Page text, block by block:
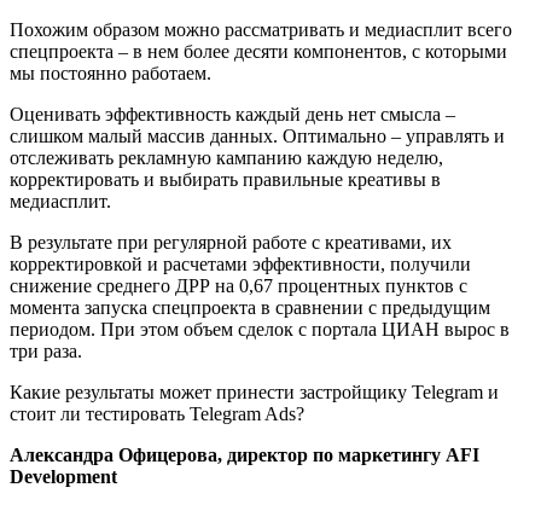
Похожим образом можно рассматривать и медиасплит всего
спецпроекта – в нем более десяти компонентов, с которыми
мы постоянно работаем.
Оценивать эффективность каждый день нет смысла –
слишком малый массив данных. Оптимально – управлять и
отслеживать рекламную кампанию каждую неделю,
корректировать и выбирать правильные креативы в
медиасплит.
В результате при регулярной работе с креативами, их
корректировкой и расчетами эффективности, получили
снижение среднего ДРР на 0,67 процентных пунктов с
момента запуска спецпроекта в сравнении с предыдущим
периодом. При этом объем сделок с портала ЦИАН вырос в
три раза.
Какие результаты может принести застройщику Telegram и
стоит ли тестировать Telegram Ads?
Александра Офицерова, директор по маркетингу AFI
Development